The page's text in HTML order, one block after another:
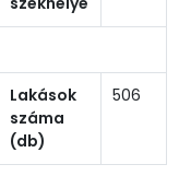
Lakások
száma
(db)
506